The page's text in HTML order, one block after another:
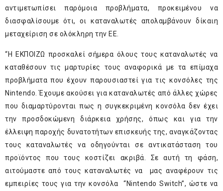
αντιμετωπίσει παρόμοια προβλήματα, προκειμένου να
διασφαλίσουμε ότι, οι καταναλωτές απολαμβάνουν δίκαιη
μεταχείριση σε ολόκληρη την ΕΕ.
“Η ΕΚΠΟΙΖΩ προσκαλεί σήμερα όλους τους καταναλωτές να
καταθέσουν τις μαρτυρίες τους αναφορικά με τα επίμαχα
προβλήματα που έχουν παρουσιαστεί για τις κονσόλες της
Nintendo. Έχουμε ακούσει για καταναλωτές από άλλες χώρες
που διαμαρτύρονται πως η συγκεκριμένη κονσόλα δεν έχει
την προσδοκώμενη διάρκεια χρήσης, όπως και για την
έλλειψη παροχής δυνατοτήτων επισκευής της, αναγκάζοντας
τους καταναλωτές να οδηγούνται σε αντικατάσταση του
προϊόντος που τους κοστίζει ακριβά. Σε αυτή τη φάση,
αιτούμαστε από τους καταναλωτές να μας αναφέρουν τις
εμπειρίες τους για την κονσόλα “Nintendo Switch”, ώστε να